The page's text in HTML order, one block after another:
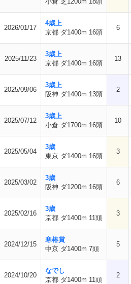
2026/01/17
4歳上
京都 ダ1400m 16頭
6
2025/11/23
3歳上
京都 ダ1400m 16頭
13
2025/09/06
3歳上
阪神 ダ1400m 13頭
2
2025/07/12
3歳上
小倉 ダ1700m 16頭
10
2025/05/04
3歳
東京 ダ1400m 16頭
3
2025/03/02
3歳
阪神 ダ1200m 16頭
6
2025/02/16
3歳
京都 ダ1400m 11頭
3
2024/12/15
寒椿賞
中京 ダ1400m 7頭
5
2024/10/20
なでし
京都 ダ1400m 11頭
2